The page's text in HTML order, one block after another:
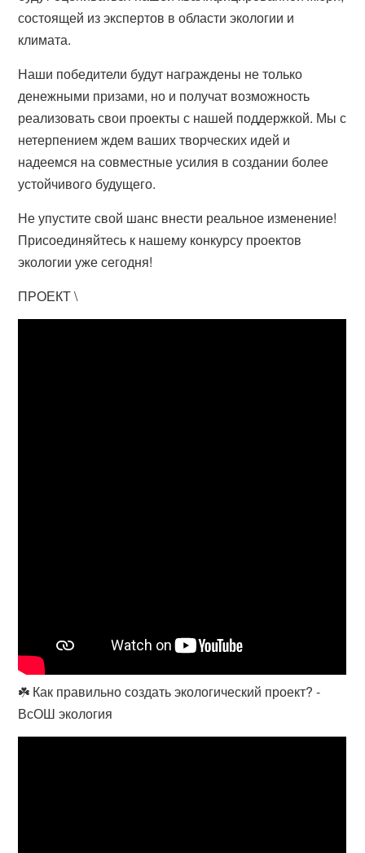
состоящей из экспертов в области экологии и
климата.
Наши победители будут награждены не только
денежными призами, но и получат возможность
реализовать свои проекты с нашей поддержкой. Мы с
нетерпением ждем ваших творческих идей и
надеемся на совместные усилия в создании более
устойчивого будущего.
Не упустите свой шанс внести реальное изменение!
Присоединяйтесь к нашему конкурсу проектов
экологии уже сегодня!
ПРОЕКТ \
☘️ Как правильно создать экологический проект? -
ВсОШ экология